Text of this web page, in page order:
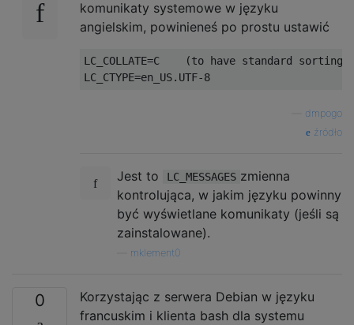
komunikaty systemowe w języku
angielskim, powinieneś po prostu ustawić
LC_COLLATE=C (to have standard sorting
LC_CTYPE=en_US. UTF-8
dmpogo
źródło
Jest to LC_MESSAGES zmienna
kontrolująca, w jakim języku powinny
być wyświetlane komunikaty (jeśli są
zainstalowane).
mklement0
0
Korzystając z serwera Debian w języku
francuskim i klienta bash dla systemu